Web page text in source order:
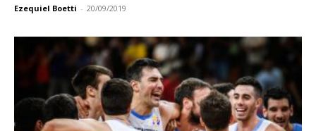
Ezequiel Boetti - 20/09/2019